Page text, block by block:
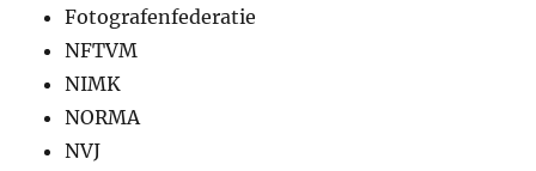
Fotografenfederatie
NFTVM
NIMK
NORMA
NVJ